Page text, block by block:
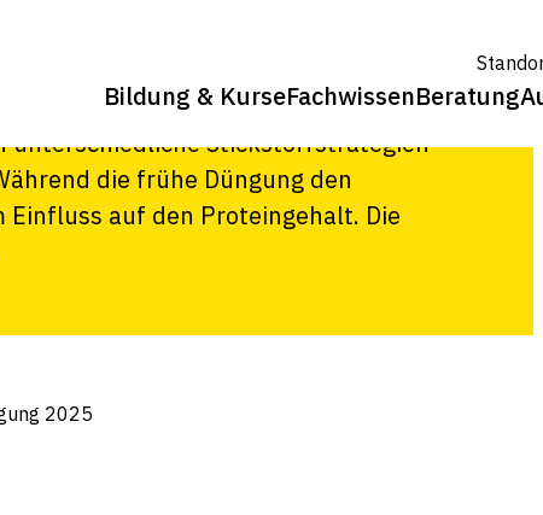
Bildung & KurseFachwissenBeratung
2025
von Bio-Brotweizen. In einem
unterschiedliche Stickstoffstrategien
die frühe Düngung den
auf den Proteingehalt. Die
2025